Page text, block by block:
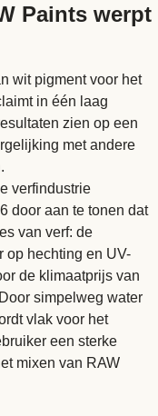
Paints werpt
wit pigment voor het
in één laag
zien op een
met andere
verfindustrie
door aan te tonen dat
van verf: de
op hechting en UV-
de klimaatprijs van
simpelweg water
vlak voor het
een sterke
mixen van RAW